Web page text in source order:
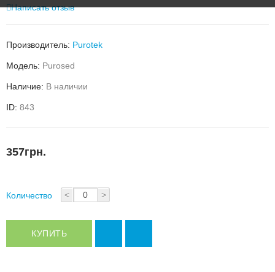
Написать отзыв
Производитель: Purotek
Модель: Purosed
Наличие: В наличии
ID: 843
357грн.
Количество < >
КУПИТЬ